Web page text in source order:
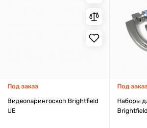
Под заказ
Видеоларингоскоп Brightfield
UE
Под
Наборы